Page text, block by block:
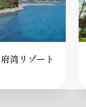
湾リゾート